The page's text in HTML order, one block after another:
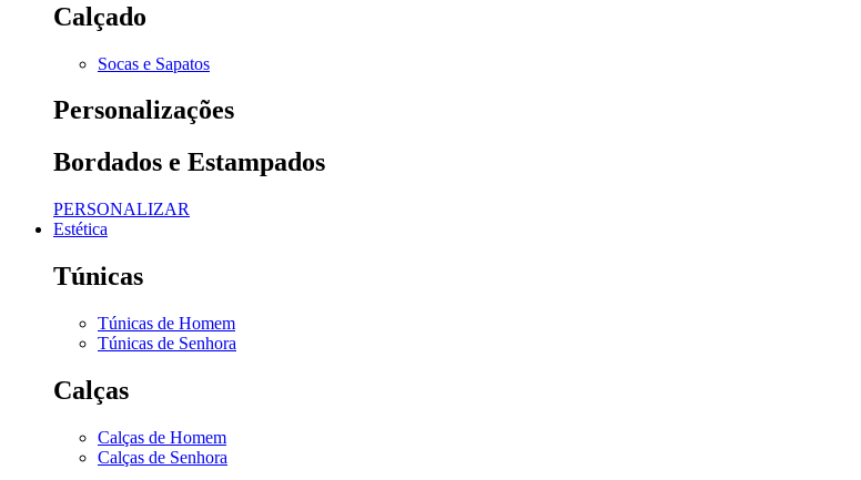
Calçado
Socas e Sapatos
Personalizações
Bordados e Estampados
PERSONALIZAR
Estética
Túnicas
Túnicas de Homem
Túnicas de Senhora
Calças
Calças de Homem
Calças de Senhora